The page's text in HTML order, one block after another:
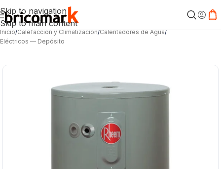
Skip to navigation
Skip to main content
Inicio/Calefacción y Climatización/Calentadores de Agua/
Eléctricos — Depósito